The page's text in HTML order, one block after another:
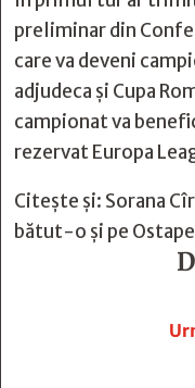
preliminar din
care va deveni
adjudeca și Cupa
campionat va
rezervat Europa
Citește și: Sorana
bătut-o și pe